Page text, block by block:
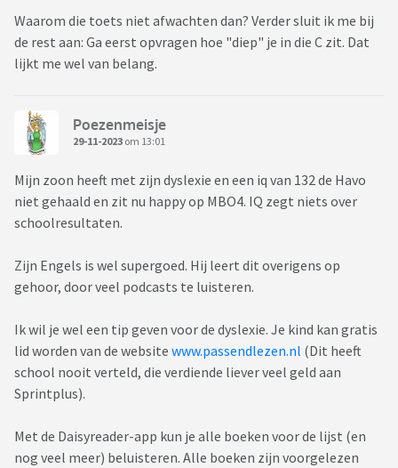
Waarom die toets niet afwachten dan? Verder sluit ik me bij
de rest aan: Ga eerst opvragen hoe "diep" je in die C zit. Dat
lijkt me wel van belang.
Poezenmeisje
29-11-2023 om 13:01
Mijn zoon heeft met zijn dyslexie en een iq van 132 de Havo
niet gehaald en zit nu happy op MBO4. IQ zegt niets over
schoolresultaten.
Zijn Engels is wel supergoed. Hij leert dit overigens op
gehoor, door veel podcasts te luisteren.
Ik wil je wel een tip geven voor de dyslexie. Je kind kan gratis
lid worden van de website www.passendlezen.nl (Dit heeft
school nooit verteld, die verdiende liever veel geld aan
Sprintplus).
Met de Daisyreader-app kun je alle boeken voor de lijst (en
nog veel meer) beluisteren. Alle boeken zijn voorgelezen